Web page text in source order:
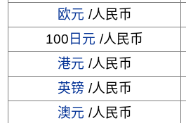
欧元 /人民币
100 日元 /人民币
港元 /人民币
英镑 /人民币
澳元 /人民币